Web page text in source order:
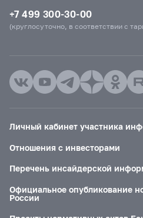
+7 499 300-30-00
(круглосуточно, в соответствии с
Личный кабинет участника
Отношения с инвесторами
Перечень инсайдерской
Официальное опубликование
России